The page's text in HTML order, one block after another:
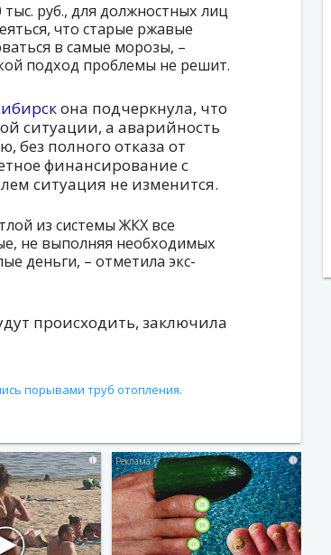
руб., для должностных лиц
что старые ржавые
в самые морозы, –
подход проблемы не решит.
она подчеркнула, что
ситуации, а аварийность
без полного отказа от
финансирование с
ситуация не изменится.
из системы ЖКХ все
не выполняя необходимых
деньги, – отметила экс-
происходить, заключила
порывами труб отопления.
i i